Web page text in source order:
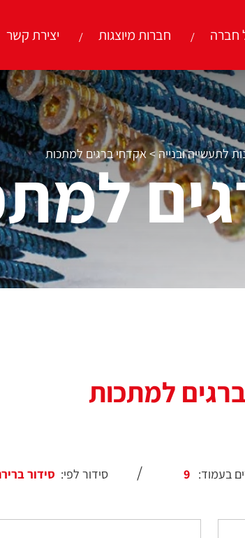
חברה חברות מיוצגות יצירת קשר
לתעשייה ובנייה>אקדחי ברגים למתכות
למתכות
בעמוד: סידור לפי: